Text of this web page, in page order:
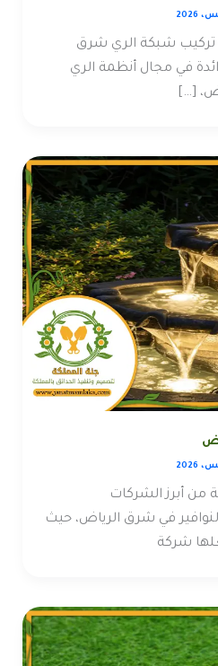
تركيب شبكة الري شرق
في مجال أنظمة الري
[…]
من أبرز الشركات
في شرق الرياض، حيث
شركة